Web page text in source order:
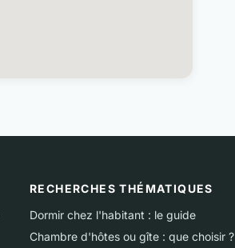
RECHERCHES THÉMATIQUES
Dormir chez l'habitant : le guide
Chambre d'hôtes ou gîte : que choisir ?